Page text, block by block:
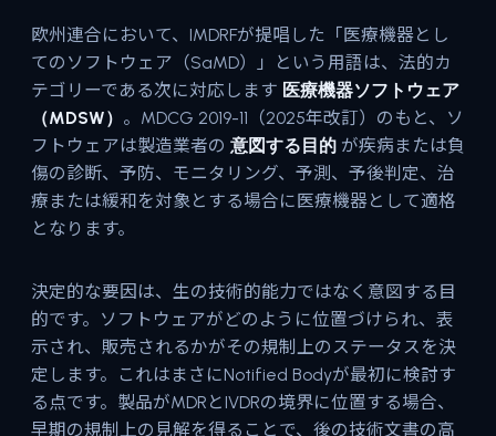
欧州連合において、IMDRFが提唱した「医療機器とし
てのソフトウェア（SaMD）」という用語は、法的カ
テゴリーである次に対応します 医療機器ソフトウェア
（MDSW） 。MDCG 2019-11（2025年改訂）のもと、ソ
フトウェアは製造業者の 意図する目的 が疾病または負
傷の診断、予防、モニタリング、予測、予後判定、治
療または緩和を対象とする場合に医療機器として適格
となります。
決定的な要因は、生の技術的能力ではなく意図する目
的です。ソフトウェアがどのように位置づけられ、表
示され、販売されるかがその規制上のステータスを決
定します。これはまさにNotified Bodyが最初に検討す
る点です。製品がMDRとIVDRの境界に位置する場合、
早期の規制上の見解を得ることで、後の技術文書の高